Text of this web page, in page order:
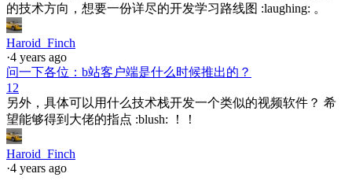
的技术方向，想要一份详尽的开发学习路线图 :laughing: 。
Haroid_Finch
·4 years ago
问一下各位：b站客户端是什么时候推出的？
12
另外，具体可以用什么技术栈开发一个类似的视频软件？ 希
望能够得到大佬的指点 :blush: ！！
Haroid_Finch
·4 years ago